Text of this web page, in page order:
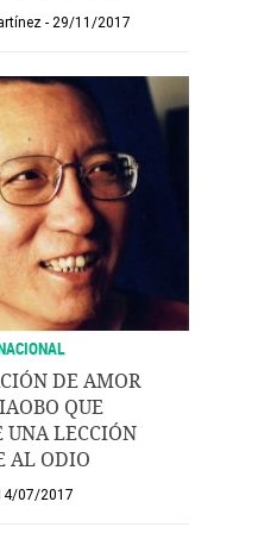
29/11/2017
DE AMOR
QUE
UNA LECCIÓN
AL ODIO
07/2017